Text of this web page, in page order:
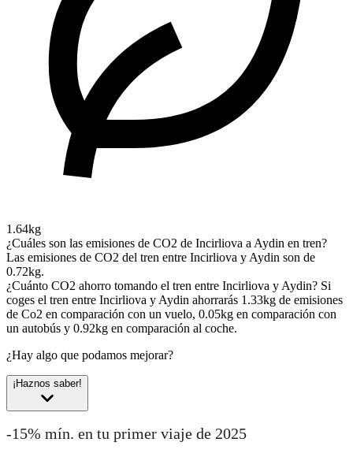
1.64kg
¿Cuáles son las emisiones de CO2 de Incirliova a Aydin en tren?
Las emisiones de CO2 del tren entre Incirliova y Aydin son de
0.72kg.
¿Cuánto CO2 ahorro tomando el tren entre Incirliova y Aydin? Si
coges el tren entre Incirliova y Aydin ahorrarás 1.33kg de emisiones
de Co2 en comparación con un vuelo, 0.05kg en comparación con
un autobús y 0.92kg en comparación al coche.
¿Hay algo que podamos mejorar?
¡Haznos saber!
-15% mín. en tu primer viaje de 2025